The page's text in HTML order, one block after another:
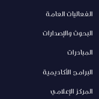
الفعاليات العامة
البحوث والإصدارات
المبادرات
البرامج الأكاديمية
المركز الإعلامي